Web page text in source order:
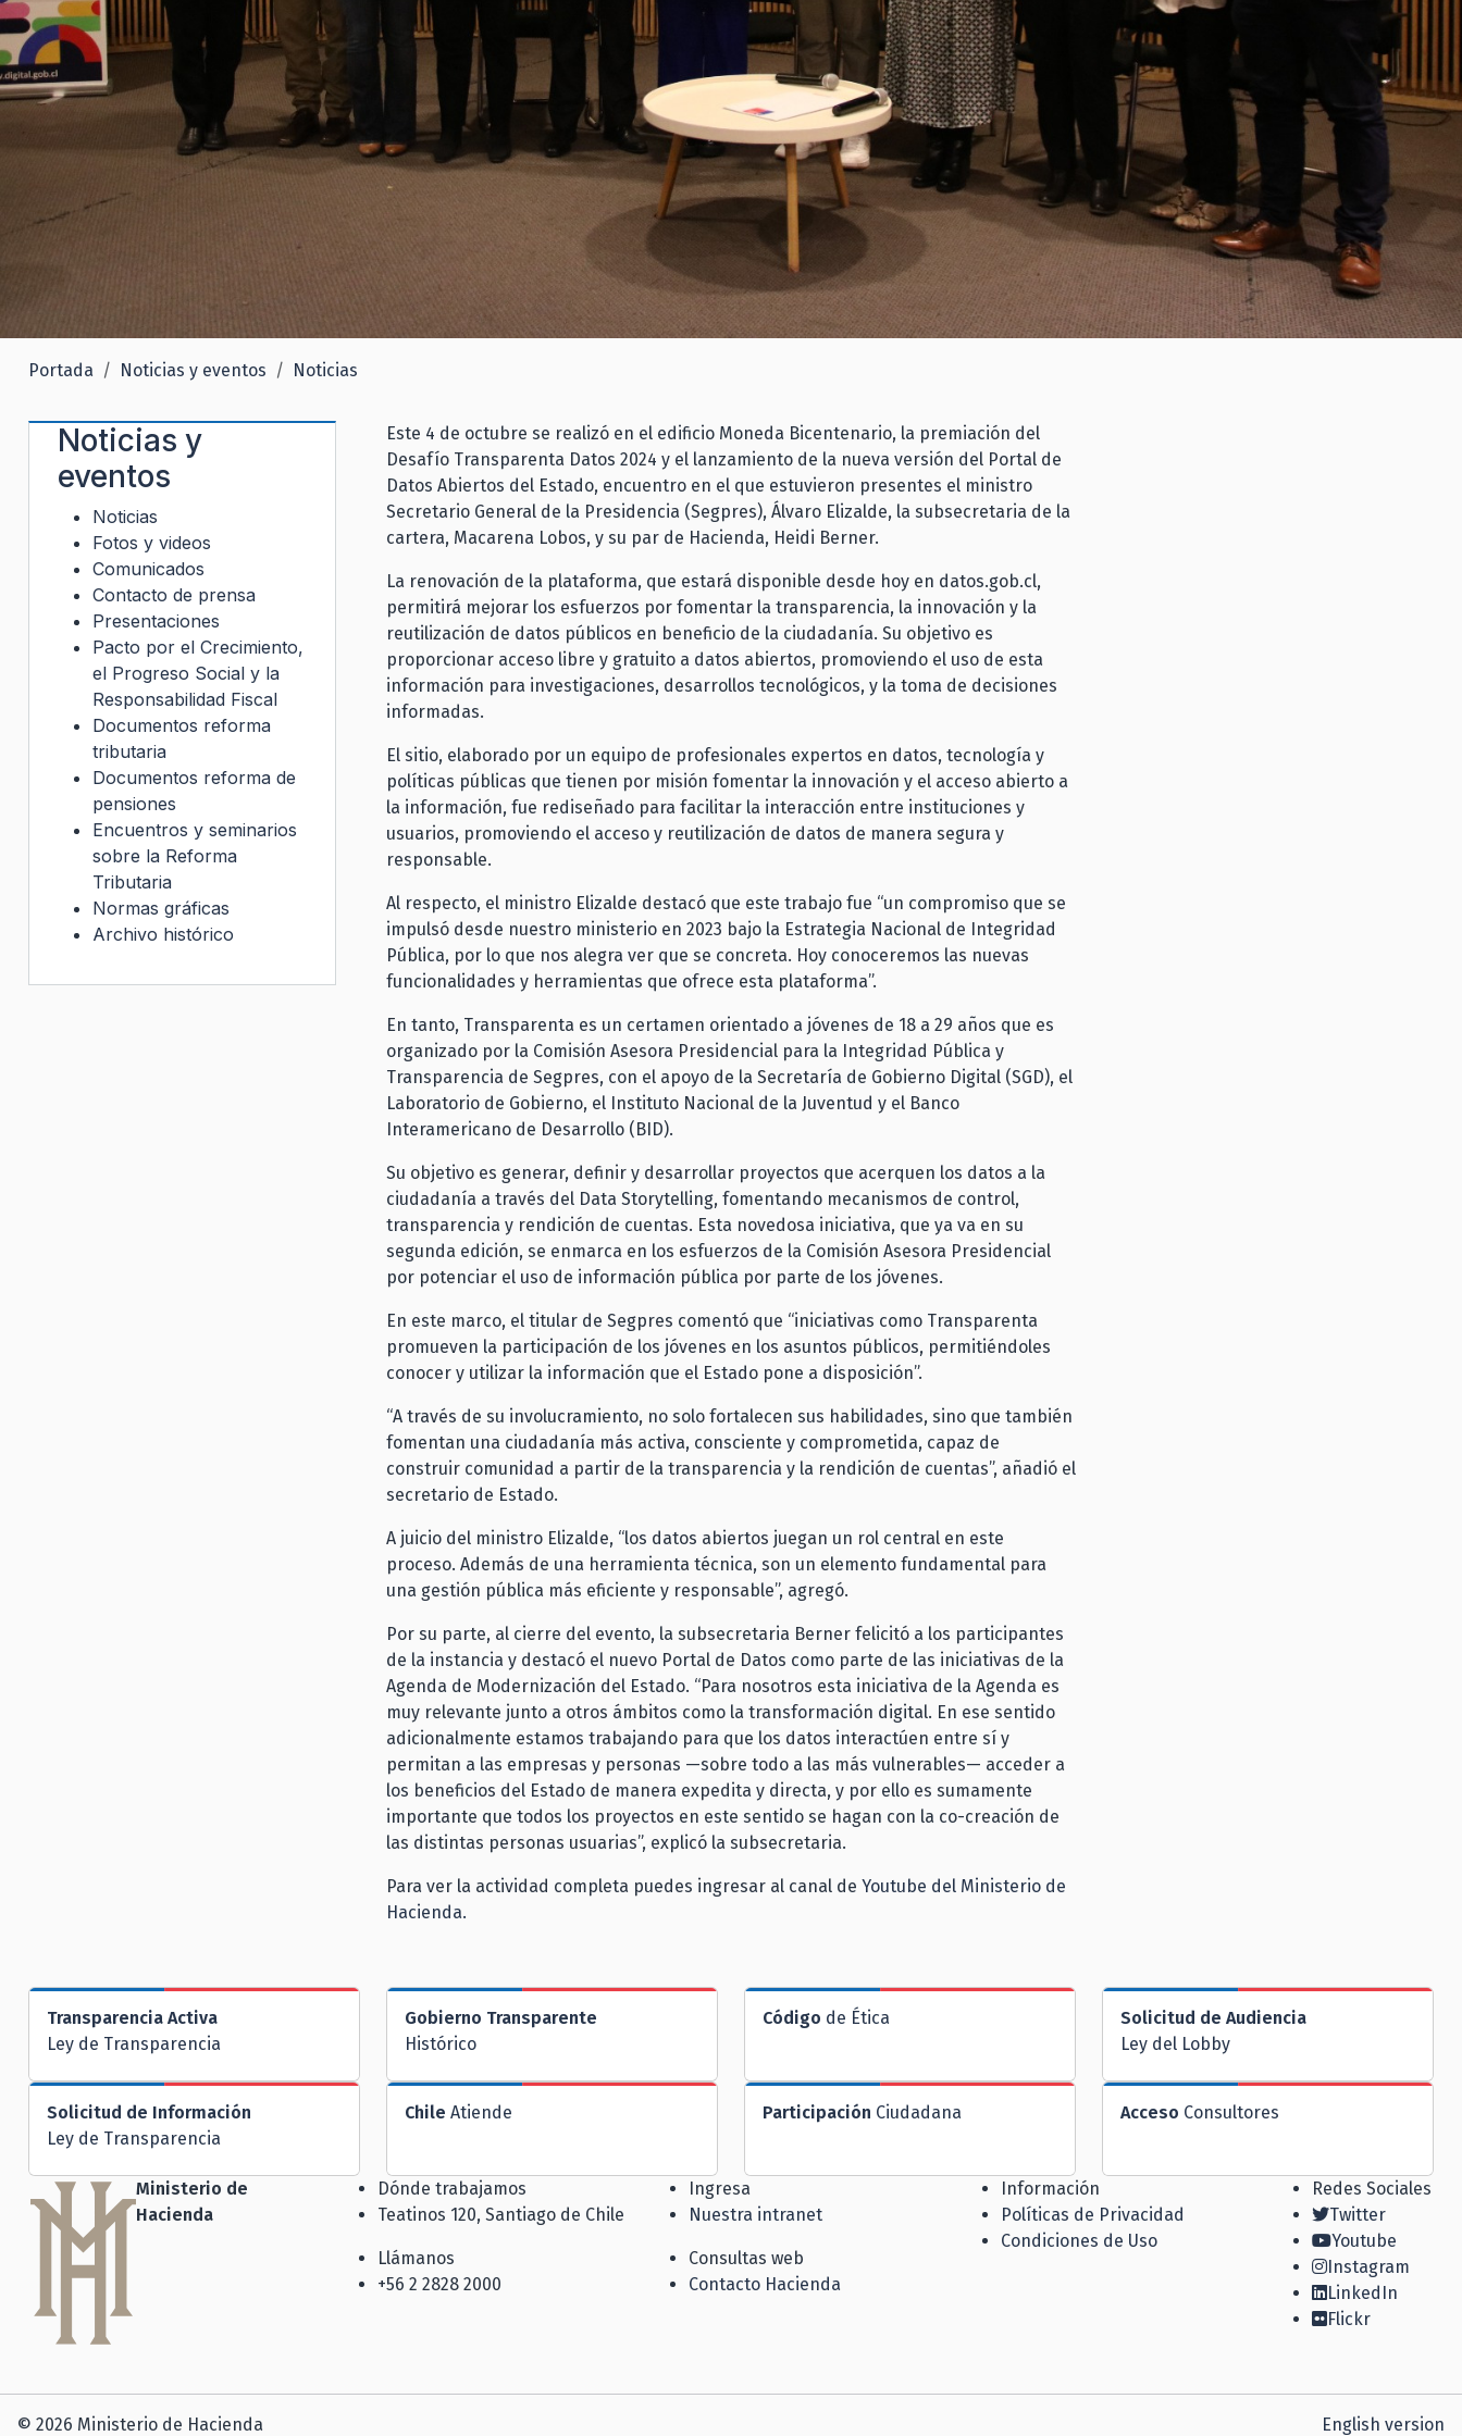
Portada Noticias y eventos Noticias
Este 4 de octubre se realizó en el edificio Moneda Bicentenario, la premiación del
Desafío Transparenta Datos 2024 y el lanzamiento de la nueva versión del Portal de
Datos Abiertos del Estado, encuentro en el que estuvieron presentes el ministro
Secretario General de la Presidencia (Segpres), Álvaro Elizalde, la subsecretaria de la
cartera, Macarena Lobos, y su par de Hacienda, Heidi Berner.
La renovación de la plataforma, que estará disponible desde hoy en datos.gob.cl,
permitirá mejorar los esfuerzos por fomentar la transparencia, la innovación y la
reutilización de datos públicos en beneficio de la ciudadanía. Su objetivo es
proporcionar acceso libre y gratuito a datos abiertos, promoviendo el uso de esta
información para investigaciones, desarrollos tecnológicos, y la toma de decisiones
informadas.
El sitio, elaborado por un equipo de profesionales expertos en datos, tecnología y
políticas públicas que tienen por misión fomentar la innovación y el acceso abierto a
la información, fue rediseñado para facilitar la interacción entre instituciones y
usuarios, promoviendo el acceso y reutilización de datos de manera segura y
responsable.
Al respecto, el ministro Elizalde destacó que este trabajo fue “un compromiso que se
impulsó desde nuestro ministerio en 2023 bajo la Estrategia Nacional de Integridad
Pública, por lo que nos alegra ver que se concreta. Hoy conoceremos las nuevas
funcionalidades y herramientas que ofrece esta plataforma”.
En tanto, Transparenta es un certamen orientado a jóvenes de 18 a 29 años que es
organizado por la Comisión Asesora Presidencial para la Integridad Pública y
Transparencia de Segpres, con el apoyo de la Secretaría de Gobierno Digital (SGD), el
Laboratorio de Gobierno, el Instituto Nacional de la Juventud y el Banco
Interamericano de Desarrollo (BID).
Su objetivo es generar, definir y desarrollar proyectos que acerquen los datos a la
ciudadanía a través del Data Storytelling, fomentando mecanismos de control,
transparencia y rendición de cuentas. Esta novedosa iniciativa, que ya va en su
segunda edición, se enmarca en los esfuerzos de la Comisión Asesora Presidencial
por potenciar el uso de información pública por parte de los jóvenes.
En este marco, el titular de Segpres comentó que “iniciativas como Transparenta
promueven la participación de los jóvenes en los asuntos públicos, permitiéndoles
conocer y utilizar la información que el Estado pone a disposición”.
“A través de su involucramiento, no solo fortalecen sus habilidades, sino que también
fomentan una ciudadanía más activa, consciente y comprometida, capaz de
construir comunidad a partir de la transparencia y la rendición de cuentas”, añadió el
secretario de Estado.
A juicio del ministro Elizalde, “los datos abiertos juegan un rol central en este
proceso. Además de una herramienta técnica, son un elemento fundamental para
una gestión pública más eficiente y responsable”, agregó.
Por su parte, al cierre del evento, la subsecretaria Berner felicitó a los participantes
de la instancia y destacó el nuevo Portal de Datos como parte de las iniciativas de la
Agenda de Modernización del Estado. “Para nosotros esta iniciativa de la Agenda es
muy relevante junto a otros ámbitos como la transformación digital. En ese sentido
adicionalmente estamos trabajando para que los datos interactúen entre sí y
permitan a las empresas y personas —sobre todo a las más vulnerables— acceder a
los beneficios del Estado de manera expedita y directa, y por ello es sumamente
importante que todos los proyectos en este sentido se hagan con la co-creación de
las distintas personas usuarias”, explicó la subsecretaria.
Para ver la actividad completa puedes ingresar al canal de Youtube del Ministerio de
Hacienda.
Noticias y
eventos
Noticias
Fotos y videos
Comunicados
Contacto de prensa
Presentaciones
Pacto por el Crecimiento,
el Progreso Social y la
Responsabilidad Fiscal
Documentos reforma
tributaria
Documentos reforma de
pensiones
Encuentros y seminarios
sobre la Reforma
Tributaria
Normas gráficas
Archivo histórico
Transparencia Activa
Ley de Transparencia
Gobierno Transparente
Histórico
Código de Ética
Solicitud de Audiencia
Ley del Lobby
Solicitud de Información
Ley de Transparencia
Chile Atiende Participación Ciudadana Acceso Consultores
Ministerio de
Hacienda
Dónde trabajamos
Teatinos 120, Santiago de Chile
Llámanos
+56 2 2828 2000
Ingresa
Nuestra intranet
Consultas web
Contacto Hacienda
Información
Políticas de Privacidad
Condiciones de Uso
Redes Sociales
Twitter
Youtube
Instagram
LinkedIn
Flickr
© 2026 Ministerio de Hacienda English version